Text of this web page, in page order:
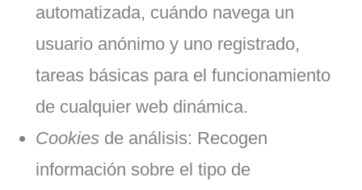
automatizada, cuándo navega un
usuario anónimo y uno registrado,
tareas básicas para el funcionamiento
de cualquier web dinámica.
Cookies de análisis: Recogen
información sobre el tipo de